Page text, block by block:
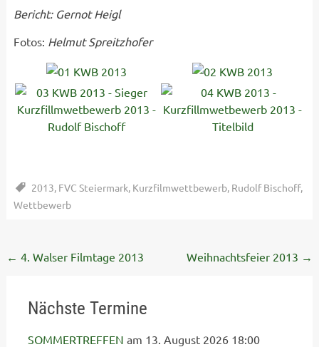
Bericht: Gernot Heigl
Fotos: Helmut Spreitzhofer
2013, FVC Steiermark, Kurzfilmwettbewerb, Rudolf Bischoff,
Wettbewerb
Post
← 4. Walser Filmtage 2013 Weihnachtsfeier 2013 →
Nächste Termine
SOMMERTREFFEN am 13. August 2026 18:00